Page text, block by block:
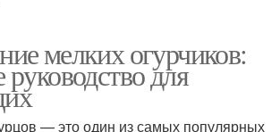
мелких огурчиков:
для
— это один из самых популярных